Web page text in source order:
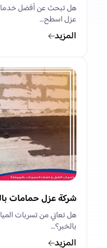
هل تبحث عن أفضل
عزل اسطح…
المزيد
شركة عزل حمامات
هل تعاني من تسربات
بالخبر؟…
المزيد